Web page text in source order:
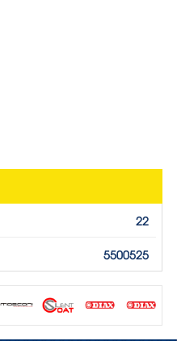
22
5500525